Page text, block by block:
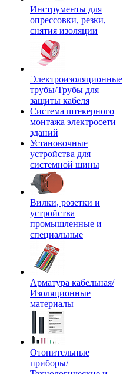
Инструменты для
опрессовки, резки,
снятия изоляции
Электроизоляционные
трубы/Трубы для
защиты кабеля
Система штекерного
монтажа электросети
зданий
Установочные
устройства для
системной шины
Вилки, розетки и
устройства
промышленные и
специальные
Арматура кабельная/
Изоляционные
материалы
Отопительные
приборы/